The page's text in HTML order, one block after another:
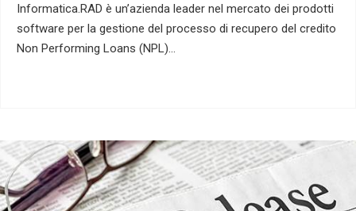
Informatica.RAD è un’azienda leader nel mercato dei prodotti
software per la gestione del processo di recupero del credito
Non Performing Loans (NPL)…